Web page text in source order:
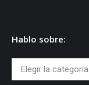
Hablo sobre:
Hablo
sobre: